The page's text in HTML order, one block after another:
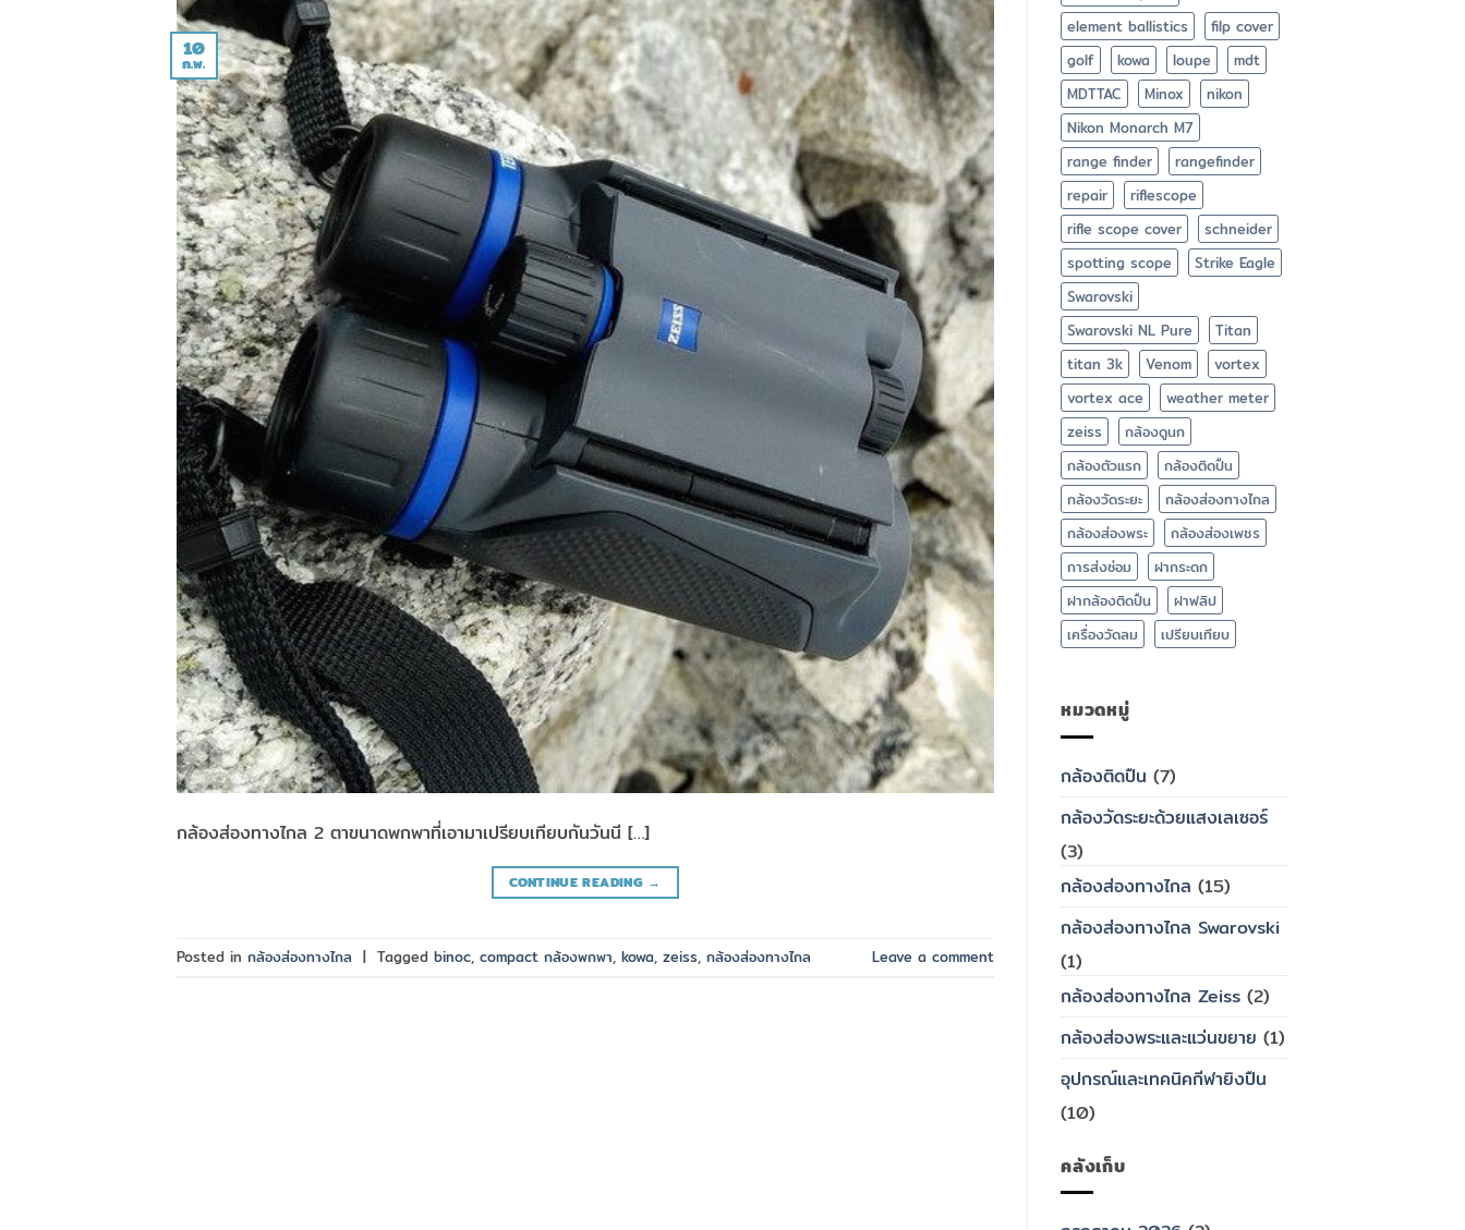
10
ก.พ.
กล้องส่องทางไกล 2 ตาขนาดพกพาที่เอามาเปรียบเทียบกันวันนี […]
CONTINUE READING →
Posted in กล้องส่องทางไกล | Tagged binoc, compact กล้องพกพา, kowa, zeiss, กล้องส่องทางไกล Leave a comment
element ballistics
filp cover
golf
kowa loupe
mdt
MDTTAC
Minox
nikon
Nikon Monarch M7
range finder
rangefinder
repair
riflescope
rifle scope cover
schneider
spotting scope
Strike Eagle
Swarovski
Swarovski NL Pure
Titan
titan 3k
Venom
vortex
vortex ace
weather meter
zeiss
กล้องดูนก
กล้องตัวแรก
กล้องติดปืน
กล้องวัดระยะ
กล้องส่องทางไกล
กล้องส่องพระ
กล้องส่องเพชร
การส่งซ่อม
ฝากระดก
ฝากล้องติดปืน
ฝาฟลิป
เครื่องวัดลม
เปรียบเทียบ
หมวดหมู่
กล้องติดปืน (7)
กล้องวัดระยะด้วยแสงเลเซอร์
(3)
กล้องส่องทางไกล (15)
กล้องส่องทางไกล Swarovski
(1)
กล้องส่องทางไกล Zeiss (2)
กล้องส่องพระและแว่นขยาย (1)
อุปกรณ์และเทคนิคกีฬายิงปืน
(10)
คลังเก็บ